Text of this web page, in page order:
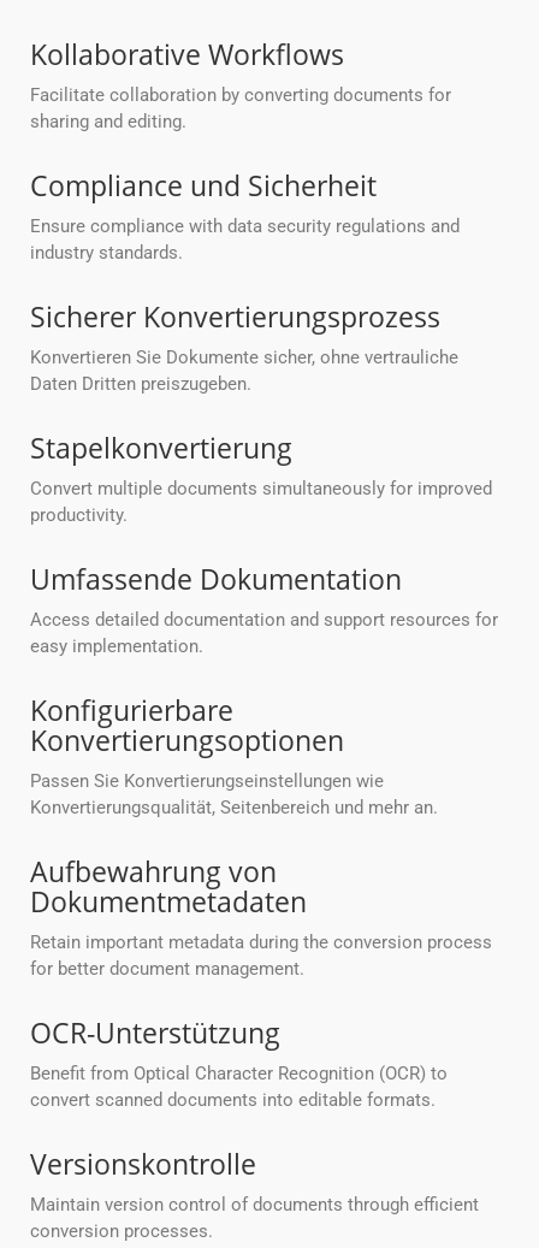
Kollaborative Workflows
Facilitate collaboration by converting documents for
sharing and editing.
Compliance und Sicherheit
Ensure compliance with data security regulations and
industry standards.
Sicherer Konvertierungsprozess
Konvertieren Sie Dokumente sicher, ohne vertrauliche
Daten Dritten preiszugeben.
Stapelkonvertierung
Convert multiple documents simultaneously for improved
productivity.
Umfassende Dokumentation
Access detailed documentation and support resources for
easy implementation.
Konfigurierbare
Konvertierungsoptionen
Passen Sie Konvertierungseinstellungen wie
Konvertierungsqualität, Seitenbereich und mehr an.
Aufbewahrung von
Dokumentmetadaten
Retain important metadata during the conversion process
for better document management.
OCR-Unterstützung
Benefit from Optical Character Recognition (OCR) to
convert scanned documents into editable formats.
Versionskontrolle
Maintain version control of documents through efficient
conversion processes.